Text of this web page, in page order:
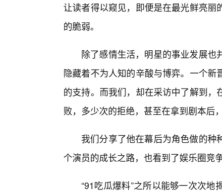
让读者得以窥见，即便是在最光鲜亮
的脆弱。
除了感情生活，明星的事业发展
隐藏着不为人知的辛酸与博弈。一个
的支持。而我们，却在采访中了解到
败，多少次的拒绝，甚至在拿到剧本后
我们分享了他在幕后为角色做的
个演员的成长之路，也看到了娱乐圈竞
“91吃瓜爆料”之所以能够一次次